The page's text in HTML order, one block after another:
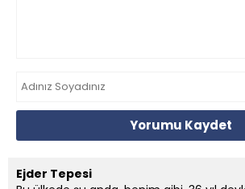
Yorumu Kaydet
Ejder Tepesi